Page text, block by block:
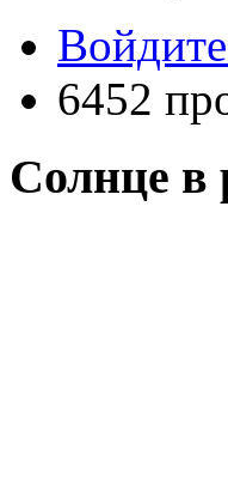
6452
Солнце в